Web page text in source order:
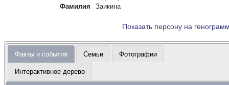
Фамилия
Заикина
Показать персону на
Факты и события Семьи Фотографии
Интерактивное дерево